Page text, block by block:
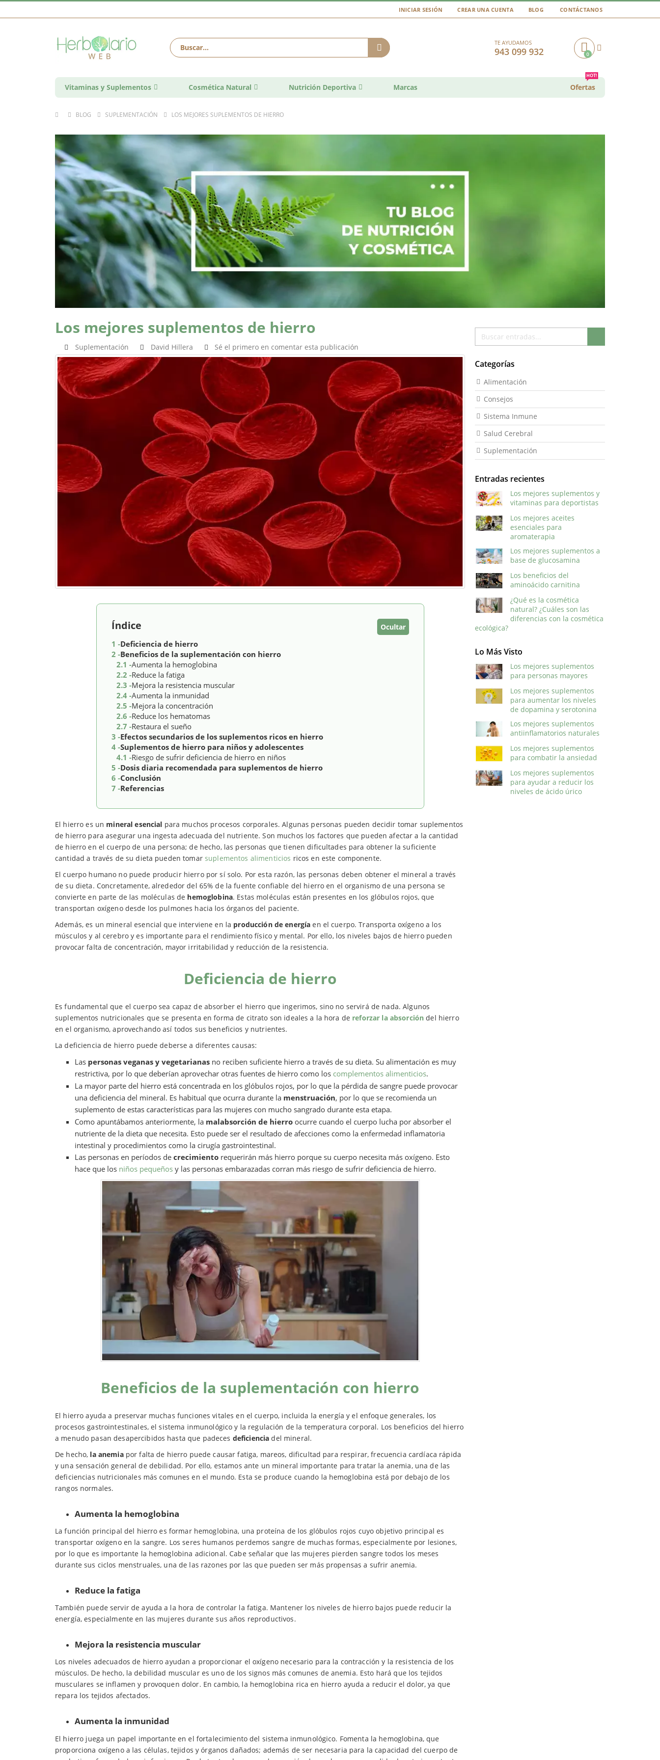
INICIAR SESIÓN CREAR UNA CUENTA BLOG CONTÁCTANOS
TE AYUDAMOS
943 099 932 Cart0
Vitaminas y Suplementos Cosmética Natural Nutrición Deportiva Marcas Ofertas
HOT!
BLOG SUPLEMENTACIÓN LOS MEJORES SUPLEMENTOS DE HIERRO
Categorías
Alimentación
Consejos
Sistema Inmune
Salud Cerebral
Suplementación
Entradas recientes
Los mejores suplementos y
vitaminas para deportistas
Los mejores aceites
esenciales para
aromaterapia
Los mejores suplementos a
base de glucosamina
Los beneficios del
aminoácido carnitina
¿Qué es la cosmética
natural? ¿Cuáles son las
diferencias con la cosmética
ecológica?
Lo Más Visto
Los mejores suplementos
para personas mayores
Los mejores suplementos
para aumentar los niveles
de dopamina y serotonina
Los mejores suplementos
antiinflamatorios naturales
Los mejores suplementos
para combatir la ansiedad
Los mejores suplementos
para ayudar a reducir los
niveles de ácido úrico
Los mejores suplementos de hierro
Suplementación David Hillera Sé el primero en comentar esta publicación
Índice Ocultar
1 -Deficiencia de hierro
2 -Beneficios de la suplementación con hierro
2.1 -Aumenta la hemoglobina
2.2 -Reduce la fatiga
2.3 -Mejora la resistencia muscular
2.4 -Aumenta la inmunidad
2.5 -Mejora la concentración
2.6 -Reduce los hematomas
2.7 -Restaura el sueño
3 -Efectos secundarios de los suplementos ricos en hierro
4 -Suplementos de hierro para niños y adolescentes
4.1 -Riesgo de sufrir deficiencia de hierro en niños
5 -Dosis diaria recomendada para suplementos de hierro
6 -Conclusión
7 -Referencias
El hierro es un mineral esencial para muchos procesos corporales. Algunas personas pueden decidir tomar suplementos
de hierro para asegurar una ingesta adecuada del nutriente. Son muchos los factores que pueden afectar a la cantidad
de hierro en el cuerpo de una persona; de hecho, las personas que tienen dificultades para obtener la suficiente
cantidad a través de su dieta pueden tomarsuplementos alimenticios ricos en este componente.
El cuerpo humano no puede producir hierro por sí solo. Por esta razón, las personas deben obtener el mineral a través
de su dieta. Concretamente, alrededor del 65% de la fuente confiable del hierro en el organismo de una persona se
convierte en parte de las moléculas de hemoglobina. Estas moléculas están presentes en los glóbulos rojos, que
transportan oxígeno desde los pulmones hacia los órganos del paciente.
Además, es un mineral esencial que interviene en la producción de energía en el cuerpo. Transporta oxígeno a los
músculos y al cerebro y es importante para el rendimiento físico y mental. Por ello, los niveles bajos de hierro pueden
provocar falta de concentración, mayor irritabilidad y reducción de la resistencia.
Deficiencia de hierro
Es fundamental que el cuerpo sea capaz de absorber el hierro que ingerimos, sino no servirá de nada. Algunos
suplementos nutricionales que se presenta en forma de citrato son ideales a la hora de reforzar la absorción del hierro
en el organismo, aprovechando así todos sus beneficios y nutrientes.
La deficiencia de hierro puede deberse a diferentes causas:
Las personas veganas y vegetarianas no reciben suficiente hierro a través de su dieta. Su alimentación es muy
restrictiva, por lo que deberían aprovechar otras fuentes de hierro como los complementos alimenticios.
La mayor parte del hierro está concentrada en los glóbulos rojos, por lo que la pérdida de sangre puede provocar
una deficiencia del mineral. Es habitual que ocurra durante la menstruación, por lo que se recomienda un
suplemento de estas características para las mujeres con mucho sangrado durante esta etapa.
Como apuntábamos anteriormente, la malabsorción de hierro ocurre cuando el cuerpo lucha por absorber el
nutriente de la dieta que necesita. Esto puede ser el resultado de afecciones como la enfermedad inflamatoria
intestinal y procedimientos como la cirugía gastrointestinal.
Las personas en períodos de crecimiento requerirán más hierro porque su cuerpo necesita más oxígeno. Esto
hace que los niños pequeños y las personas embarazadas corran más riesgo de sufrir deficiencia de hierro.
Beneficios de la suplementación con hierro
El hierro ayuda a preservar muchas funciones vitales en el cuerpo, incluida la energía y el enfoque generales, los
procesos gastrointestinales, el sistema inmunológico y la regulación de la temperatura corporal. Los beneficios del hierro
a menudo pasan desapercibidos hasta que padeces deficiencia del mineral.
De hecho, la anemiapor falta de hierro puede causar fatiga, mareos, dificultad para respirar, frecuencia cardíaca rápida
y una sensación general de debilidad. Por ello, estamos ante un mineral importante para tratar la anemia, una de las
deficiencias nutricionales más comunes en el mundo. Esta se produce cuando la hemoglobina está por debajo de los
rangos normales.
Aumenta la hemoglobina
La función principal del hierro es formar hemoglobina, una proteína de los glóbulos rojos cuyo objetivo principal es
transportar oxígeno en la sangre. Los seres humanos perdemos sangre de muchas formas, especialmente por lesiones,
por lo que es importante la hemoglobina adicional. Cabe señalar que las mujeres pierden sangre todos los meses
durante sus ciclos menstruales, una de las razones por las que pueden ser más propensas a sufrir anemia.
Reduce la fatiga
También puede servir de ayuda a la hora de controlar la fatiga. Mantener los niveles de hierro bajos puede reducir la
energía, especialmente en las mujeres durante sus años reproductivos.
Mejora la resistencia muscular
Los niveles adecuados de hierro ayudan a proporcionar el oxígeno necesario para la contracción y la resistencia de los
músculos. De hecho, la debilidad muscular es uno de los signos más comunes de anemia. Esto hará que los tejidos
musculares se inflamen y provoquen dolor. En cambio, la hemoglobina rica en hierro ayuda a reducir el dolor, ya que
repara los tejidos afectados.
Aumenta la inmunidad
El hierro juega un papel importante en el fortalecimiento del sistema inmunológico. Fomenta la hemoglobina, que
proporciona oxígeno a las células, tejidos y órganos dañados; además de ser necesaria para la capacidad del cuerpo de